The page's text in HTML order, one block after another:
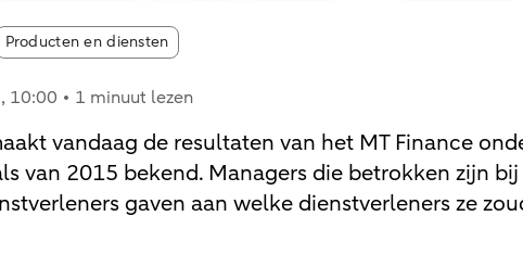
tags:
Producten en diensten
, 10:00 1 minuut lezen
vandaag de resultaten van het MT Finance
van 2015 bekend. Managers die betrokken zijn
gaven aan welke dienstverleners ze